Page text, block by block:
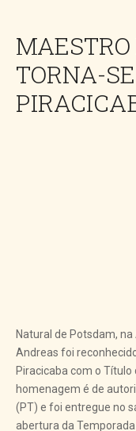
TORNA-
Natural de Potsdam,
Andreas foi
Piracicaba com o Título
homenagem é de
(PT) e foi entregue no
abertura da